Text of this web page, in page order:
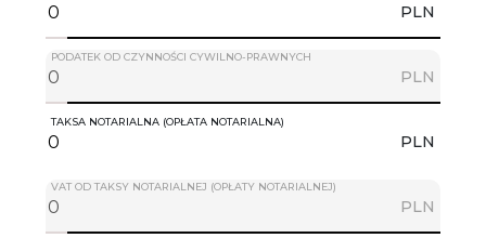
PLN
PODATEK OD CZYNNOŚCI CYWILNO-PRAWNYCH
PLN
TAKSA NOTARIALNA (OPŁATA NOTARIALNA)
PLN
VAT OD TAKSY NOTARIALNEJ (OPŁATY NOTARIALNEJ)
PLN